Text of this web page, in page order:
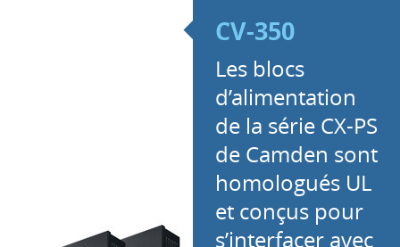
CV-350
Les blocs
d’alimentation
de la série CX-PS
de Camden sont
homologués UL
et conçus pour
s’interfacer avec